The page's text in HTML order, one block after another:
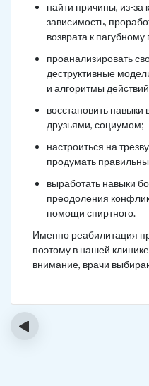
найти причины, из-за
зависимость,
возврата к
проанализировать
деструктивные
и алгоритмы
восстановить навыки
друзьями, социумом;
настроиться на
продумать
выработать навыки
преодоления
помощи спиртного.
Именно реабилитация
поэтому в нашей
внимание, врачи
‹